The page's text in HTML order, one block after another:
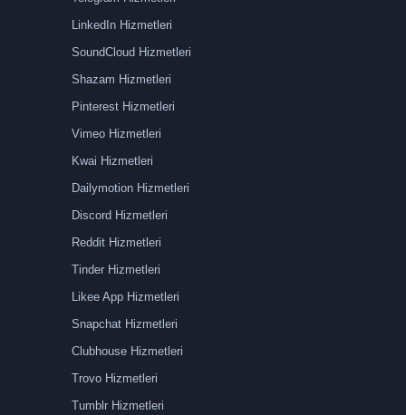
LinkedIn Hizmetleri
SoundCloud Hizmetleri
Shazam Hizmetleri
Pinterest Hizmetleri
Vimeo Hizmetleri
Kwai Hizmetleri
Dailymotion Hizmetleri
Discord Hizmetleri
Reddit Hizmetleri
Tinder Hizmetleri
Likee App Hizmetleri
Snapchat Hizmetleri
Clubhouse Hizmetleri
Trovo Hizmetleri
Tumblr Hizmetleri